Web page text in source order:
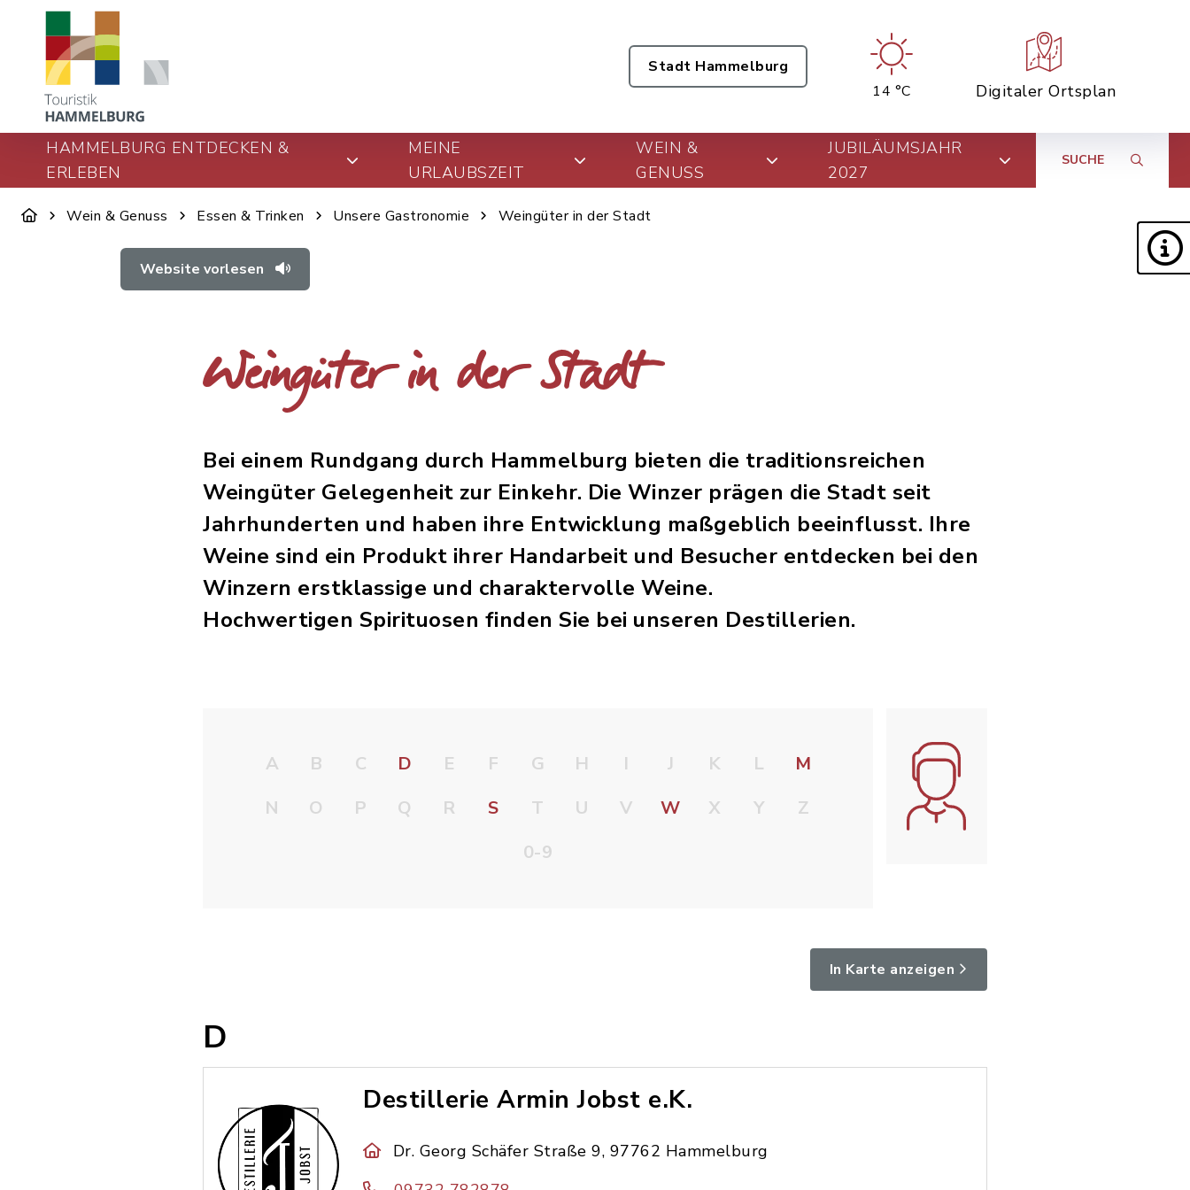
Stadt Hammelburg
14 °C
Digitaler Ortsplan
HAMMELBURG ENTDECKEN &
ERLEBEN
MEINE
URLAUBSZEIT
WEIN &
GENUSS
JUBILÄUMSJAHR
2027
SUCHE
Wein & Genuss Essen & Trinken Unsere Gastronomie Weingüter in der Stadt
Website vorlesen
Weingüter in der Stadt
Bei einem Rundgang durch Hammelburg bieten die traditionsreichen
Weingüter Gelegenheit zur Einkehr. Die Winzer prägen die Stadt seit
Jahrhunderten und haben ihre Entwicklung maßgeblich beeinflusst. Ihre
Weine sind ein Produkt ihrer Handarbeit und Besucher entdecken bei den
Winzern erstklassige und charaktervolle Weine.
Hochwertigen Spirituosen finden Sie bei unseren Destillerien.
A B C D E F G H I J K L
M
N
O P Q R S T U V W X Y
Z
0-9
In Karte anzeigen
D
Destillerie Armin Jobst e.K.
Dr. Georg Schäfer Straße 9, 97762 Hammelburg